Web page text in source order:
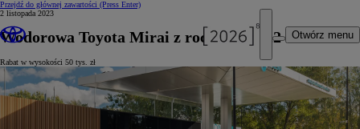
Przejdź do głównej zawartości (Press Enter)
Otwórz menu
2 listopada 2023
Wodorowa Toyota Mirai z rocznika 2022
Rabat w wysokości 50 tys. zł